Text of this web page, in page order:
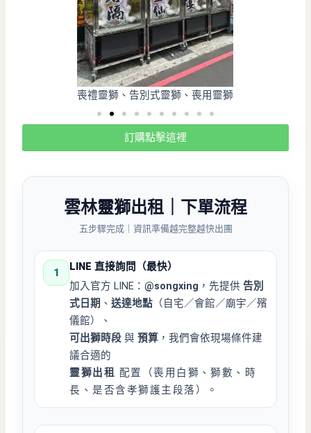
喪禮靈獅、告別式靈獅、喪用靈獅
訂購點擊這裡
雲林靈獅出租 ｜下單流程
五步驟完成｜資訊準備越完整越快出團
1
LINE 直接詢問（最快）
加入官方 LINE：@songxing ，先提供告別
式日期 、送達地點 （自宅／會館／廟宇／殯
儀館）、
可出獅時段 與預算 ，我們會依現場條件建
議合適的
靈獅出租 配置（喪用白獅、獅數、時
長、是否含孝獅護主段落）。